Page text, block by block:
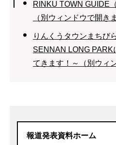
RINKU TOWN GUIDE
（別ウィンドウで開き
りんくうタウンまちび
SENNAN LONG PARK
てきます！～（別ウィ
報道発表資料ホーム